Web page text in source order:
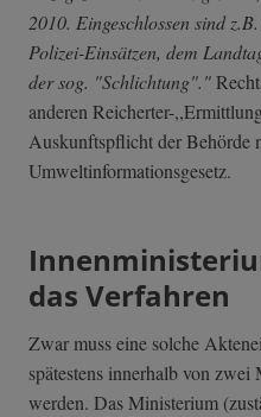
2010. Eingeschlossen sind
Polizei-Einsätzen, dem
der sog. "Schlichtung"."
anderen Reicherter-
Auskunftspflicht der Behörde
Umweltinformationsgesetz.
das Verfahren
Zwar muss eine solche
spätestens innerhalb von
werden. Das Ministerium